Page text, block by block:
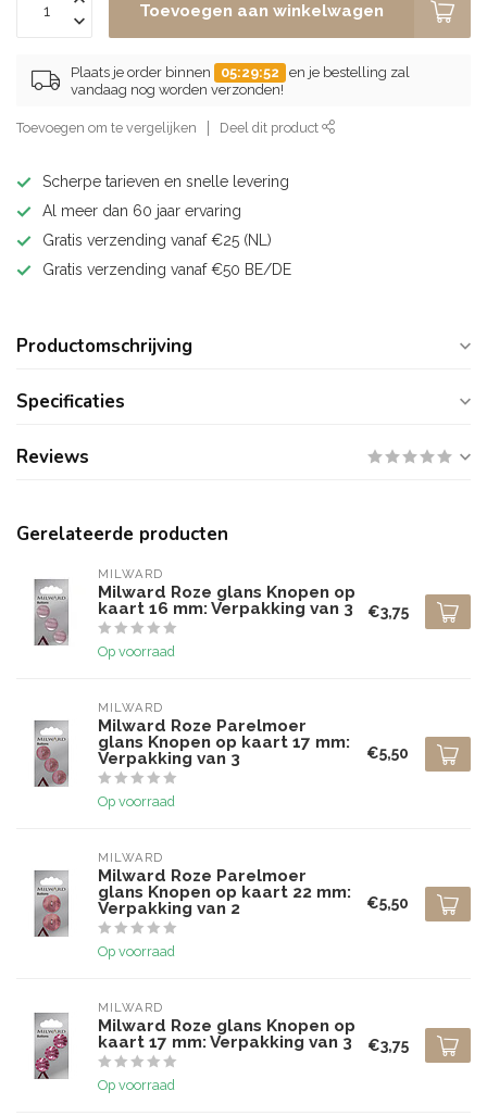
Toevoegen aan winkelwagen
Plaats je order binnen 05:29:51
en je bestelling zal
vandaag nog worden verzonden!
Toevoegen om te vergelijken Deel dit product
Scherpe tarieven en snelle levering
Al meer dan 60 jaar ervaring
Gratis verzending vanaf €25 (NL)
Gratis verzending vanaf €50 BE/DE
Productomschrijving
Specificaties
Reviews
Gerelateerde producten
MILWARD
Milward Roze glans Knopen op
kaart 16 mm: Verpakking van 3
Op voorraad
€3,75
MILWARD
Milward Roze Parelmoer
glans Knopen op kaart 17 mm:
Verpakking van 3
Op voorraad
€5,50
MILWARD
Milward Roze Parelmoer
glans Knopen op kaart 22 mm:
Verpakking van 2
Op voorraad
€5,50
MILWARD
Milward Roze glans Knopen op
kaart 17 mm: Verpakking van 3
Op voorraad
€3,75